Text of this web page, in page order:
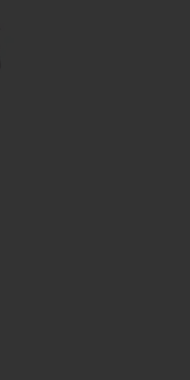
PURR